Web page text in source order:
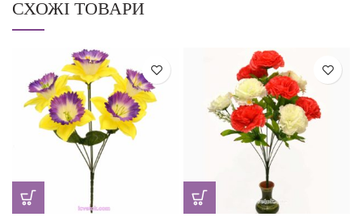
СХОЖІ ТОВАРИ